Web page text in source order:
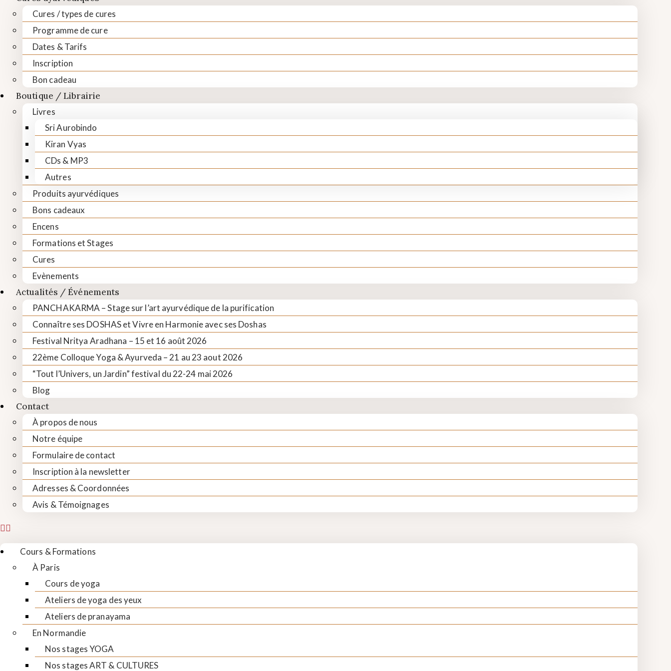
Cures / types de cures
Programme de cure
Dates & Tarifs
Inscription
Bon cadeau
Boutique / Librairie
Livres
Sri Aurobindo
Kiran Vyas
CDs & MP3
Autres
Produits ayurvédiques
Bons cadeaux
Encens
Formations et Stages
Cures
Evènements
Actualités / Événements
PANCHAKARMA – Stage sur l’art ayurvédique de la purification
Connaître ses DOSHAS et Vivre en Harmonie avec ses Doshas
Festival Nritya Aradhana – 15 et 16 août 2026
22ème Colloque Yoga & Ayurveda – 21 au 23 aout 2026
“Tout l’Univers, un Jardin” festival du 22-24 mai 2026
Blog
Contact
À propos de nous
Notre équipe
Formulaire de contact
Inscription à la newsletter
Adresses & Coordonnées
Avis & Témoignages
Cours & Formations
À Paris
Cours de yoga
Ateliers de yoga des yeux
Ateliers de pranayama
En Normandie
Nos stages YOGA
Nos stages ART & CULTURES